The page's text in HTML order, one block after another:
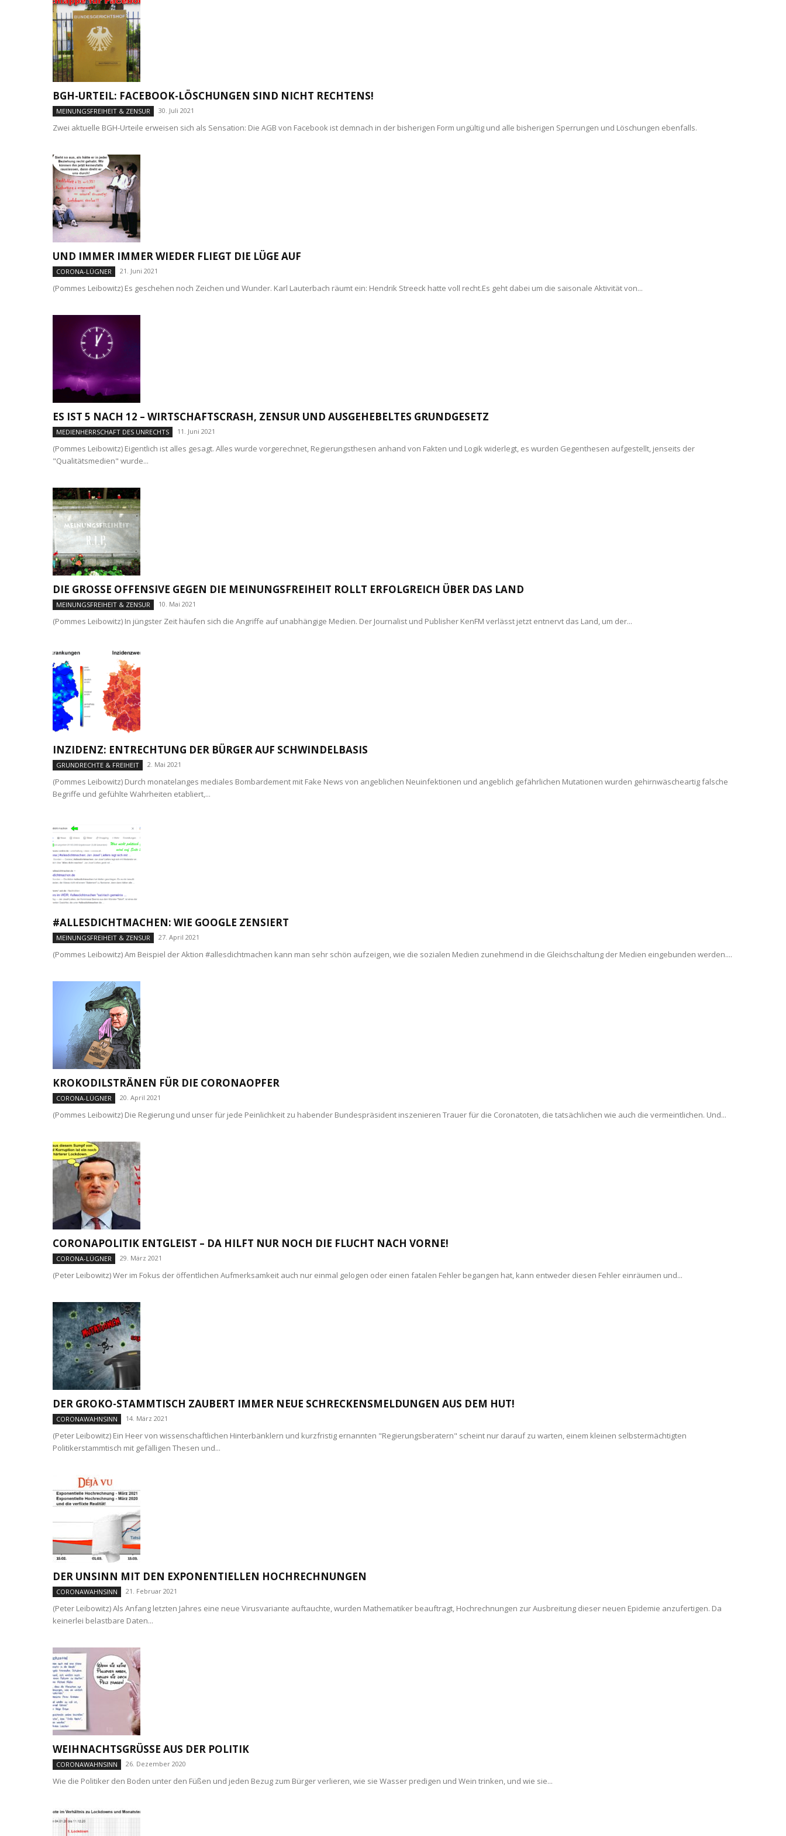
BGH-URTEIL: FACEBOOK-LÖSCHUNGEN SIND NICHT RECHTENS!
MEINUNGSFREIHEIT & ZENSUR 30. Juli 2021
Zwei aktuelle BGH-Urteile erweisen sich als Sensation: Die AGB von Facebook ist demnach in der bisherigen Form ungültig und alle bisherigen Sperrungen und Löschungen ebenfalls.
UND IMMER IMMER WIEDER FLIEGT DIE LÜGE AUF
CORONA-LÜGNER 21. Juni 2021
(Pommes Leibowitz) Es geschehen noch Zeichen und Wunder. Karl Lauterbach räumt ein: Hendrik Streeck hatte voll recht.Es geht dabei um die saisonale Aktivität von...
ES IST 5 NACH 12 – WIRTSCHAFTSCRASH, ZENSUR UND AUSGEHEBELTES GRUNDGESETZ
MEDIENHERRSCHAFT DES UNRECHTS 11. Juni 2021
(Pommes Leibowitz) Eigentlich ist alles gesagt. Alles wurde vorgerechnet, Regierungsthesen anhand von Fakten und Logik widerlegt, es wurden Gegenthesen aufgestellt, jenseits der
"Qualitätsmedien" wurde...
DIE GROSSE OFFENSIVE GEGEN DIE MEINUNGSFREIHEIT ROLLT ERFOLGREICH ÜBER DAS LAND
MEINUNGSFREIHEIT & ZENSUR 10. Mai 2021
(Pommes Leibowitz) In jüngster Zeit häufen sich die Angriffe auf unabhängige Medien. Der Journalist und Publisher KenFM verlässt jetzt entnervt das Land, um der...
INZIDENZ: ENTRECHTUNG DER BÜRGER AUF SCHWINDELBASIS
GRUNDRECHTE & FREIHEIT 2. Mai 2021
(Pommes Leibowitz) Durch monatelanges mediales Bombardement mit Fake News von angeblichen Neuinfektionen und angeblich gefährlichen Mutationen wurden gehirnwäscheartig falsche
Begriffe und gefühlte Wahrheiten etabliert,...
#ALLESDICHTMACHEN: WIE GOOGLE ZENSIERT
MEINUNGSFREIHEIT & ZENSUR 27. April 2021
(Pommes Leibowitz) Am Beispiel der Aktion #allesdichtmachen kann man sehr schön aufzeigen, wie die sozialen Medien zunehmend in die Gleichschaltung der Medien eingebunden werden....
KROKODILSTRÄNEN FÜR DIE CORONAOPFER
CORONA-LÜGNER 20. April 2021
(Pommes Leibowitz) Die Regierung und unser für jede Peinlichkeit zu habender Bundespräsident inszenieren Trauer für die Coronatoten, die tatsächlichen wie auch die vermeintlichen. Und...
CORONAPOLITIK ENTGLEIST – DA HILFT NUR NOCH DIE FLUCHT NACH VORNE!
CORONA-LÜGNER 29. März 2021
(Peter Leibowitz) Wer im Fokus der öffentlichen Aufmerksamkeit auch nur einmal gelogen oder einen fatalen Fehler begangen hat, kann entweder diesen Fehler einräumen und...
DER GROKO-STAMMTISCH ZAUBERT IMMER NEUE SCHRECKENSMELDUNGEN AUS DEM HUT!
CORONAWAHNSINN 14. März 2021
(Peter Leibowitz) Ein Heer von wissenschaftlichen Hinterbänklern und kurzfristig ernannten "Regierungsberatern" scheint nur darauf zu warten, einem kleinen selbstermächtigten
Politikerstammtisch mit gefälligen Thesen und...
DER UNSINN MIT DEN EXPONENTIELLEN HOCHRECHNUNGEN
CORONAWAHNSINN 21. Februar 2021
(Peter Leibowitz) Als Anfang letzten Jahres eine neue Virusvariante auftauchte, wurden Mathematiker beauftragt, Hochrechnungen zur Ausbreitung dieser neuen Epidemie anzufertigen. Da
keinerlei belastbare Daten...
WEIHNACHTSGRÜSSE AUS DER POLITIK
CORONAWAHNSINN 26. Dezember 2020
Wie die Politiker den Boden unter den Füßen und jeden Bezug zum Bürger verlieren, wie sie Wasser predigen und Wein trinken, und wie sie...